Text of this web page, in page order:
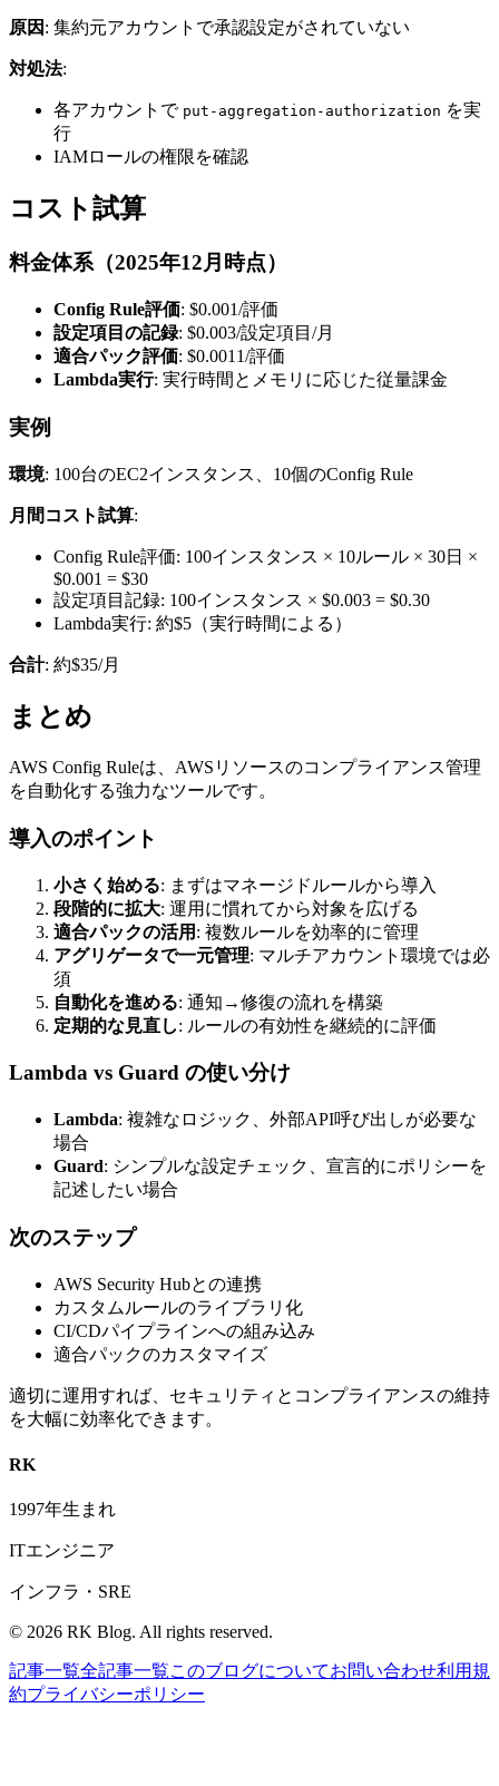
原因 : 集約元アカウントで承認設定がされていない
対処法:
各アカウントで put-aggregation-authorization を実
行
IAMロールの権限を確認
コスト試算
料金体系（2025年12月時点）
Config Rule評価: $0.001/評価
設定項目の記録: $0.003/設定項目/月
適合パック評価: $0.0011/評価
Lambda実行: 実行時間とメモリに応じた従量課金
実例
環境: 100台のEC2インスタンス、10個のConfig Rule
月間コスト試算:
Config Rule評価: 100インスタンス × 10ルール × 30日 ×
$0.001 = $30
設定項目記録: 100インスタンス × $0.003 = $0.30
Lambda実行: 約$5（実行時間による）
合計: 約$35/月
まとめ
AWS Config Ruleは、AWSリソースのコンプライアンス管理
を自動化する強力なツールです。
導入のポイント
小さく始める: まずはマネージドルールから導入
段階的に拡大: 運用に慣れてから対象を広げる
適合パックの活用 : 複数ルールを効率的に管理
アグリゲータで一元管理: マルチアカウント環境では必
須
自動化を進める: 通知→修復の流れを構築
定期的な見直し: ルールの有効性を継続的に評価
Lambda vs Guard の使い分け
Lambda: 複雑なロジック、外部API呼び出しが必要な
場合
Guard: シンプルな設定チェック、宣言的にポリシーを
記述したい場合
次のステップ
AWS Security Hubとの連携
カスタムルールのライブラリ化
CI/CDパイプラインへの組み込み
適合パックのカスタマイズ
適切に運用すれば、セキュリティとコンプライアンスの維持
を大幅に効率化できます。
RK
1997年生まれ
ITエンジニア
インフラ・SRE
© 2026 RK Blog. All rights reserved.
記事一覧全記事一覧このブログについてお問い合わせ利用規
約プライバシーポリシー